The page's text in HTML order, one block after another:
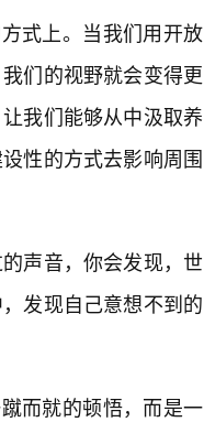
式上。当我们用开放
们的视野就会变得更
我们能够从中汲取养
性的方式去影响周围
声音，你会发现，世
发现自己意想不到的
而就的顿悟，而是一